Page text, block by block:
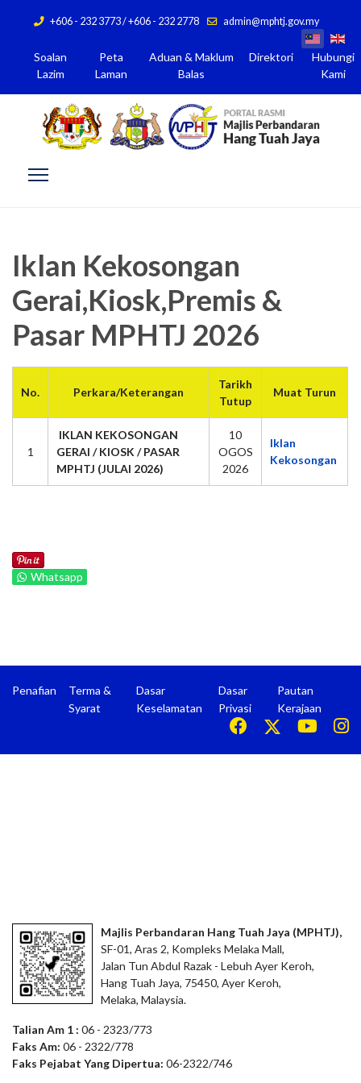
+606 - 232 3773 / +606 - 232 2778 admin@mphtj.gov.my
Soalan
Lazim
Peta
Laman
Aduan & Maklum
Balas
Direktori
Hubungi
Kami
Iklan Kekosongan
Gerai,Kiosk,Premis &
Pasar MPHTJ 2026
No. Perkara/Keterangan
Tarikh
Tutup
Muat Turun
1
IKLAN KEKOSONGAN
GERAI / KIOSK / PASAR
MPHTJ (JULAI 2026)
10
OGOS
2026
Iklan
Kekosongan
Whatsapp
Penafian
Terma &
Syarat
Dasar
Keselamatan
Dasar
Privasi
Pautan
Kerajaan
Majlis Perbandaran Hang Tuah Jaya (MPHTJ),
SF-01, Aras 2, Kompleks Melaka Mall,
Jalan Tun Abdul Razak - Lebuh Ayer Keroh,
Hang Tuah Jaya, 75450, Ayer Keroh,
Melaka, Malaysia.
Talian Am 1 : 06 - 2323/773
Faks Am: 06 - 2322/778
Faks Pejabat Yang Dipertua: 06-2322/746